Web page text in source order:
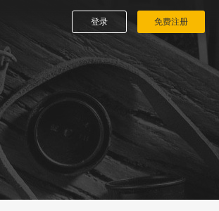
登录 免费注册